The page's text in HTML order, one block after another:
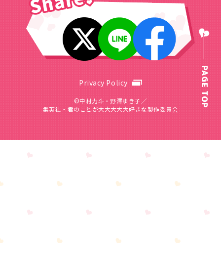
Privacy Policy
©中村力斗・野澤ゆき子／
集英社・君のことが大大大大大好きな製作委員会
PAGE TOP